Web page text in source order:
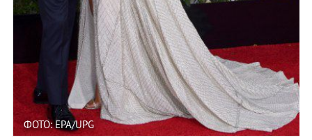
ФОТО: EPA/UPG